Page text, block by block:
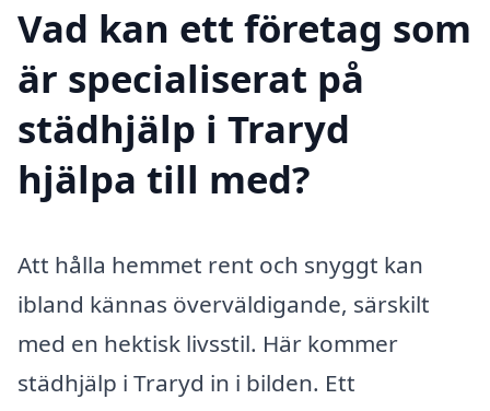
Vad kan ett företag som
är specialiserat på
städhjälp i Traryd
hjälpa till med?
Att hålla hemmet rent och snyggt kan
ibland kännas överväldigande, särskilt
med en hektisk livsstil. Här kommer
städhjälp i Traryd in i bilden. Ett